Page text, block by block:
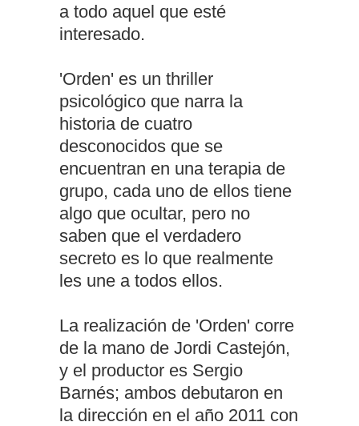
a todo aquel que esté
interesado.
'Orden' es un thriller
psicológico que narra la
historia de cuatro
desconocidos que se
encuentran en una terapia de
grupo, cada uno de ellos tiene
algo que ocultar, pero no
saben que el verdadero
secreto es lo que realmente
les une a todos ellos.
La realización de 'Orden' corre
de la mano de Jordi Castejón,
y el productor es Sergio
Barnés; ambos debutaron en
la dirección en el año 2011 con